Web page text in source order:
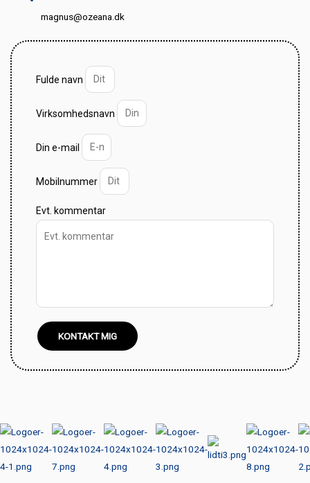
magnus@ozeana.dk
Fulde navn
Virksomhedsnavn
Din e-mail
Mobilnummer
Evt. kommentar
KONTAKT MIG